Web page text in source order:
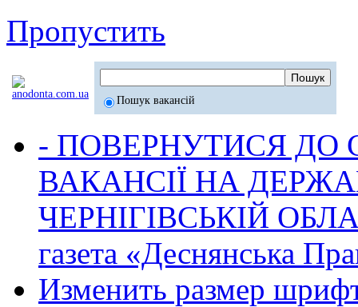
Пропустить
Пошук вакансій
- ПОВЕРНУТИСЯ ДО
ВАКАНСІЇ НА
ЧЕРНІГІВСЬКІЙ
газета «Деснянська
Изменить размер